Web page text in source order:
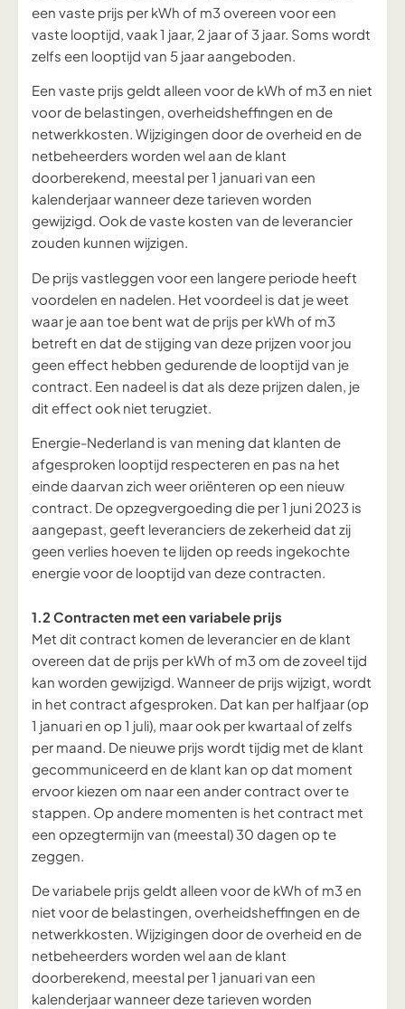
een vaste prijs per kWh of m3 overeen voor een
vaste looptijd, vaak 1 jaar, 2 jaar of 3 jaar. Soms wordt
zelfs een looptijd van 5 jaar aangeboden.
Een vaste prijs geldt alleen voor de kWh of m3 en niet
voor de belastingen, overheidsheffingen en de
netwerkkosten. Wijzigingen door de overheid en de
netbeheerders worden wel aan de klant
doorberekend, meestal per 1 januari van een
kalenderjaar wanneer deze tarieven worden
gewijzigd. Ook de vaste kosten van de leverancier
zouden kunnen wijzigen.
De prijs vastleggen voor een langere periode heeft
voordelen en nadelen. Het voordeel is dat je weet
waar je aan toe bent wat de prijs per kWh of m3
betreft en dat de stijging van deze prijzen voor jou
geen effect hebben gedurende de looptijd van je
contract. Een nadeel is dat als deze prijzen dalen, je
dit effect ook niet terugziet.
Energie-Nederland is van mening dat klanten de
afgesproken looptijd respecteren en pas na het
einde daarvan zich weer oriënteren op een nieuw
contract. De opzegvergoeding die per 1 juni 2023 is
aangepast, geeft leveranciers de zekerheid dat zij
geen verlies hoeven te lijden op reeds ingekochte
energie voor de looptijd van deze contracten.
1.2 Contracten met een variabele prijs
Met dit contract komen de leverancier en de klant
overeen dat de prijs per kWh of m3 om de zoveel tijd
kan worden gewijzigd. Wanneer de prijs wijzigt, wordt
in het contract afgesproken. Dat kan per halfjaar (op
1 januari en op 1 juli), maar ook per kwartaal of zelfs
per maand. De nieuwe prijs wordt tijdig met de klant
gecommuniceerd en de klant kan op dat moment
ervoor kiezen om naar een ander contract over te
stappen. Op andere momenten is het contract met
een opzegtermijn van (meestal) 30 dagen op te
zeggen.
De variabele prijs geldt alleen voor de kWh of m3 en
niet voor de belastingen, overheidsheffingen en de
netwerkkosten. Wijzigingen door de overheid en de
netbeheerders worden wel aan de klant
doorberekend, meestal per 1 januari van een
kalenderjaar wanneer deze tarieven worden